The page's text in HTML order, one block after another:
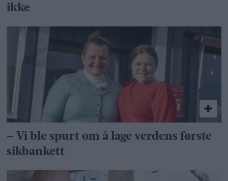
ikke
– Vi ble spurt om å lage verdens første
sikbankett